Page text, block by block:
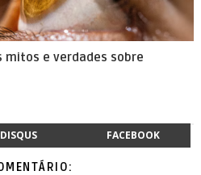
mitos e verdades sobre
DISQUS FACEBOOK